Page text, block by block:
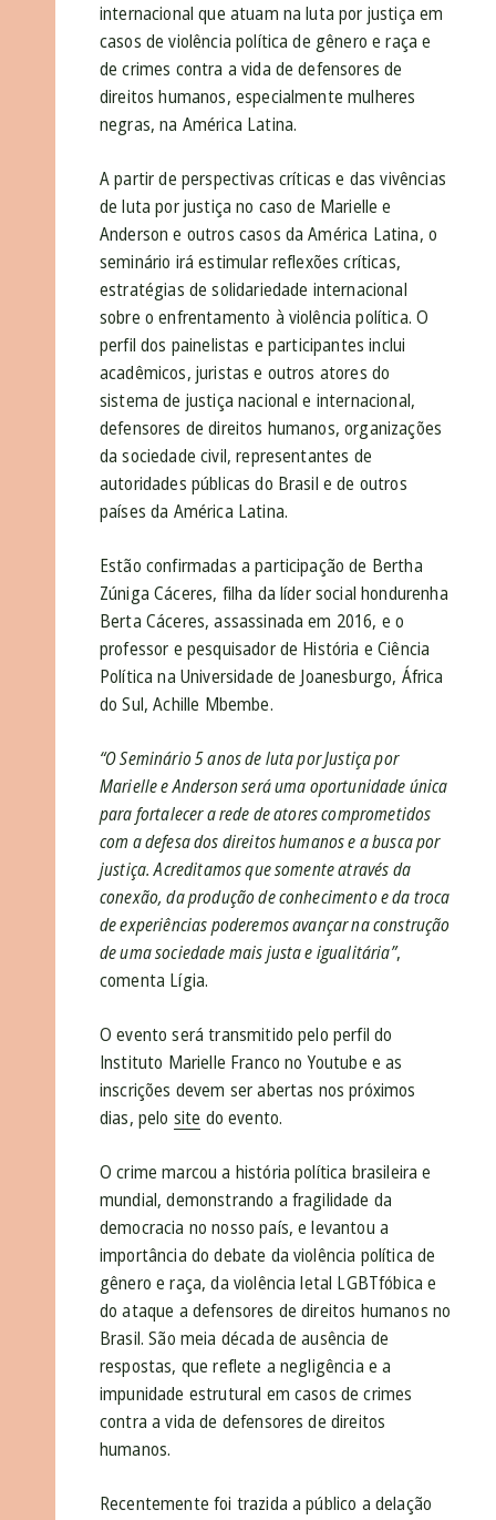
internacional que atuam na luta por justiça em
casos de violência política de gênero e raça e
de crimes contra a vida de defensores de
direitos humanos, especialmente mulheres
negras, na América Latina.
A partir de perspectivas críticas e das vivências
de luta por justiça no caso de Marielle e
Anderson e outros casos da América Latina, o
seminário irá estimular reflexões críticas,
estratégias de solidariedade internacional
sobre o enfrentamento à violência política. O
perfil dos painelistas e participantes inclui
acadêmicos, juristas e outros atores do
sistema de justiça nacional e internacional,
defensores de direitos humanos, organizações
da sociedade civil, representantes de
autoridades públicas do Brasil e de outros
países da América Latina.
Estão confirmadas a participação de Bertha
Zúniga Cáceres, filha da líder social hondurenha
Berta Cáceres, assassinada em 2016, e o
professor e pesquisador de História e Ciência
Política na Universidade de Joanesburgo, África
do Sul, Achille Mbembe.
“O Seminário 5 anos de luta por Justiça por
Marielle e Anderson será uma oportunidade única
para fortalecer a rede de atores comprometidos
com a defesa dos direitos humanos e a busca por
justiça. Acreditamos que somente através da
conexão, da produção de conhecimento e da troca
de experiências poderemos avançar na construção
de uma sociedade mais justa e igualitária”,
comenta Lígia.
O evento será transmitido pelo perfil do
Instituto Marielle Franco no Youtube e as
inscrições devem ser abertas nos próximos
dias, pelo site do evento.
O crime marcou a história política brasileira e
mundial, demonstrando a fragilidade da
democracia no nosso país, e levantou a
importância do debate da violência política de
gênero e raça, da violência letal LGBTfóbica e
do ataque a defensores de direitos humanos no
Brasil. São meia década de ausência de
respostas, que reflete a negligência e a
impunidade estrutural em casos de crimes
contra a vida de defensores de direitos
humanos.
Recentemente foi trazida a público a delação